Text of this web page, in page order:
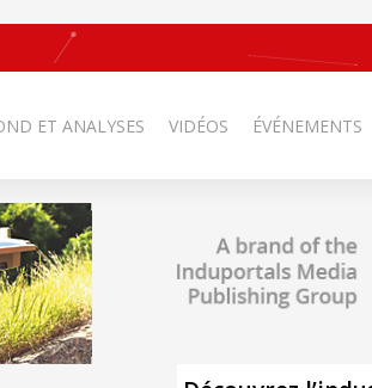
ET ANALYSES VIDÉOS ÉVÉNEMENTS